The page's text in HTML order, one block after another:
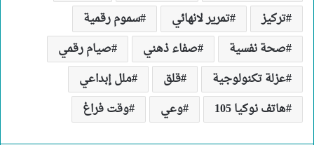
تركيز
تمرير لانهائي
سموم رقمية
صحة نفسية
صفاء ذهني
صيام رقمي
عزلة تكنولوجية
قلق
ملل إبداعي
هاتف نوكيا 105
وعي وقت فراغ